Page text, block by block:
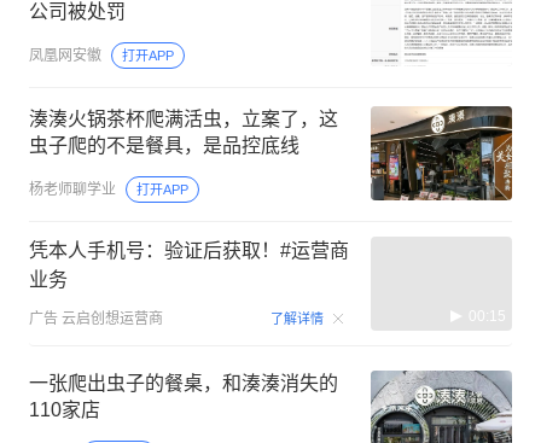
公司被处罚
凤凰网安徽 打开APP
湊湊火锅茶杯爬满活虫，立案了，这
虫子爬的不是餐具，是品控底线
杨老师聊学业 打开APP
凭本人手机号：验证后获取！#运营商
业务
广告 云启创想运营商 了解详情 00:15
一张爬出虫子的餐桌，和湊湊消失的
110家店